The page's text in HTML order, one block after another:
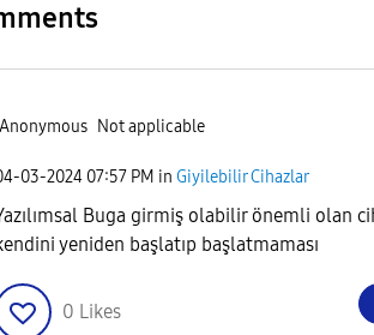
Anonymous Not applicable
03-2024 07:57 PM in Giyilebilir Cihazlar
Buga girmiş olabilir önemli olan
yeniden başlatıp başlatmaması
0 Likes